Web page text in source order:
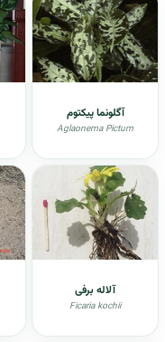
آگلونما پیکتوم
Aglaonema Pictum
آلاله برفی
Ficaria kochii